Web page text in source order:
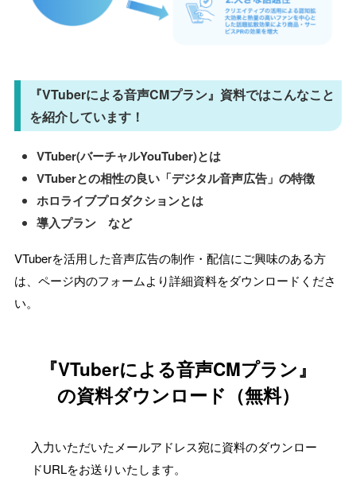
『VTuberによる音声CMプラン』資料ではこんなこと
を紹介しています！
VTuber(バーチャルYouTuber)とは
VTuberとの相性の良い「デジタル音声広告」の特徴
ホロライブプロダクションとは
導入プラン など
VTuberを活用した音声広告の制作・配信にご興味のある方
は、ページ内のフォームより詳細資料をダウンロードくださ
い。
『VTuberによる音声CMプラン』
の資料ダウンロード（無料）
入力いただいたメールアドレス宛に資料のダウンロー
ドURLをお送りいたします。